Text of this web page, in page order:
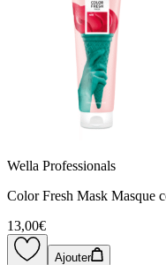
Wella Professionals
Color Fresh Mask Masque
13,00€
Ajouter